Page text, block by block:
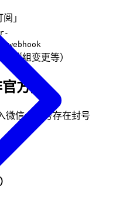
」
webhook
群组变更等）
方）
微信个人号存在封号